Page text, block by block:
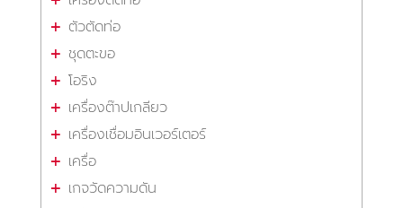
ตัวตัดท่อ
ชุดตะขอ
โอริง
เครื่องต๊าปเกลียว
เครื่องเชื่อมอินเวอร์เตอร์
เครื่อ
เกจวัดความดัน